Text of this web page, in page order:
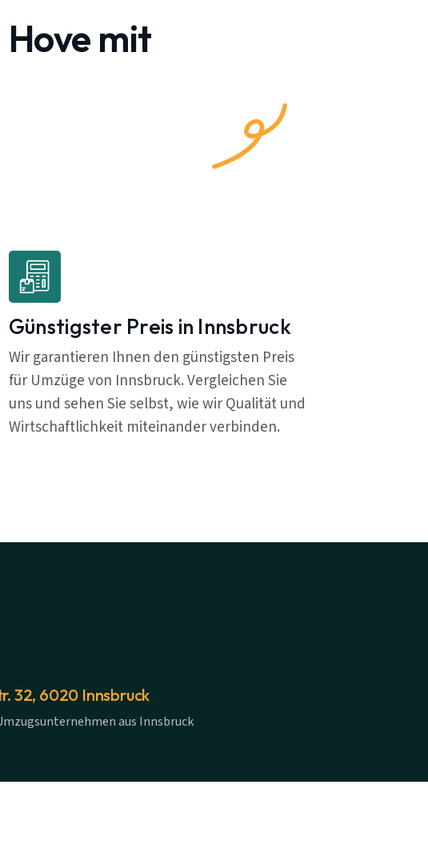
mit
Günstigster Preis in Innsbruck
Wir garantieren Ihnen den günstigsten Preis
für Umzüge von Innsbruck. Vergleichen Sie
uns und sehen Sie selbst, wie wir Qualität und
Wirtschaftlichkeit miteinander verbinden.
32, 6020 Innsbruck
aus Innsbruck